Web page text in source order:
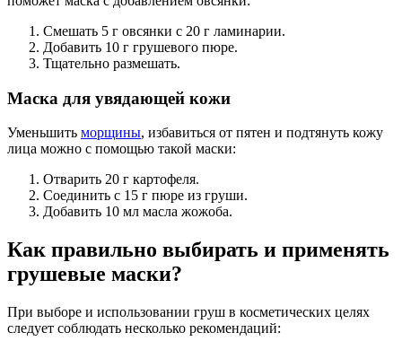
Смешать 5 г овсянки с 20 г ламинарии.
Добавить 10 г грушевого пюре.
Тщательно размешать.
Маска для увядающей кожи
Уменьшить морщины, избавиться от пятен и подтянуть кожу
лица можно с помощью такой маски:
Отварить 20 г картофеля.
Соединить с 15 г пюре из груши.
Добавить 10 мл масла жожоба.
Как правильно выбирать и применять
грушевые маски?
При выборе и использовании груш в косметических целях
следует соблюдать несколько рекомендаций: